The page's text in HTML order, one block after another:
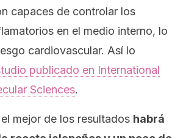
capaces de controlar los
en el medio interno, lo
cardiovascular. Así lo
publicado en International
Sciences.
mejor de los resultados habrá